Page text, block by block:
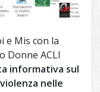
e Mis con la
Donne ACLI
informativa sul
nelle